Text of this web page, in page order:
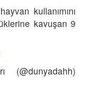
kullanımını
kavuşan 9
(@dunyadahh)